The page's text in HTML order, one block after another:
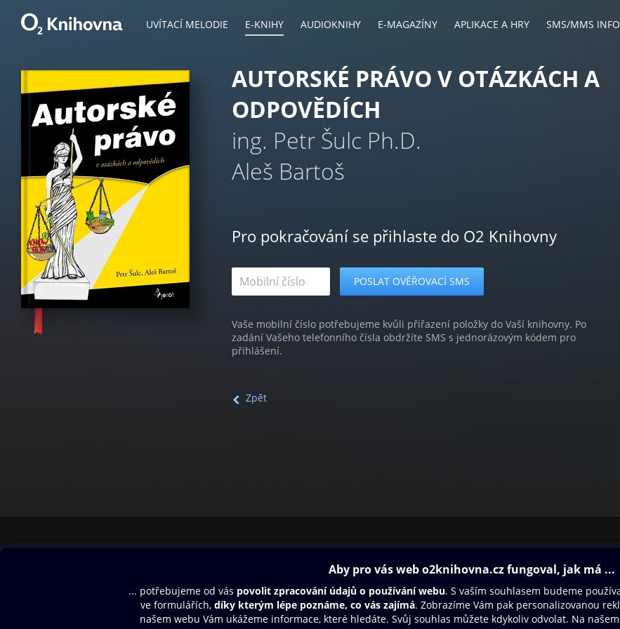
UVÍTACÍ MELODIE E-KNIHY AUDIOKNIHY E-MAGAZÍNY APLIKACE A HRY SMS/MMS INFO
AUTORSKÉ PRÁVO V OTÁZKÁCH A
ODPOVĚDÍCH
ing. Petr Šulc Ph.D.
Aleš Bartoš
Pro pokračování se přihlaste do O2 Knihovny
Vaše mobilní číslo potřebujeme kvůli přiřazení položky do Vaší knihovny. Po
zadání Vašeho telefonního čísla obdržíte SMS s jednorázovým kódem pro
přihlášení.
Zpět
Aplikace a hry
SMS/MMS Info
Blog
Dárkový poukaz
Nápověda
Oneplay Originály
Sport